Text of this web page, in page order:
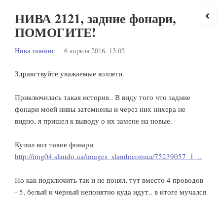
НИВА 2121, задние фонари,
ПОМОГИТЕ!
Нива тюнинг 6 апреля 2016, 13:02
Здравствуйте уважаемые коллеги.
Приключилась такая история.. В виду того что задние
фонари моей нивы затемнены и через них нихера не
видно, я пришел к выводу о их замене на новые.
Купил вот такие фонари
http://img04.slando.ua/images_slandocomua/75239057_1_..
Но как подключить так и не понял, тут вместо 4 проводов
- 5, белый и черный непонятно куда идут.. в итоге мучался